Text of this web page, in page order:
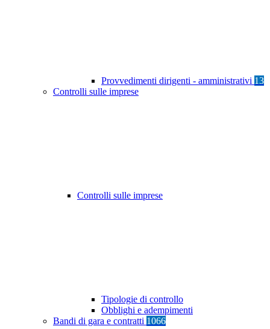
Provvedimenti dirigenti - amministrativi 13
Controlli sulle imprese
Controlli sulle imprese
Tipologie di controllo
Obblighi e adempimenti
Bandi di gara e contratti 1066